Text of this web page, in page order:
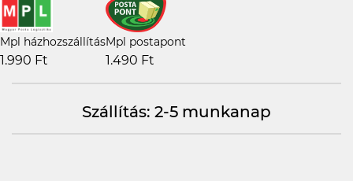
Mpl házhozszállítás
1.990 Ft
Mpl postapont
1.490 Ft
Szállítás: 2-5 munkanap